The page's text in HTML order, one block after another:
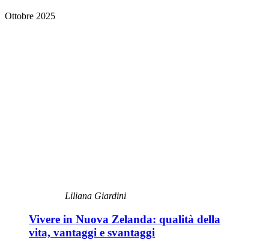
Ottobre 2025
Liliana Giardini
Vivere in Nuova Zelanda: qualità della
vita, vantaggi e svantaggi